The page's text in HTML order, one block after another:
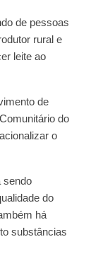
de pessoas
rural e
leite ao
de
do
o
sendo
do
há
substâncias